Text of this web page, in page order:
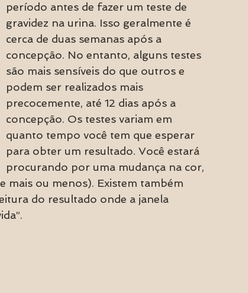
período antes de fazer um teste de
gravidez na urina. Isso geralmente é
cerca de duas semanas após a
concepção. No entanto, alguns testes
são mais sensíveis do que outros e
podem ser realizados mais
precocemente, até 12 dias após a
concepção. Os testes variam em
quanto tempo você tem que esperar
para obter um resultado. Você estará
procurando por uma mudança na cor,
mais ou menos). Existem também
do resultado onde a janela